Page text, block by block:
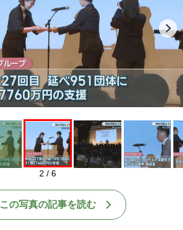
Play
2 / 6
この写真の記事を読む